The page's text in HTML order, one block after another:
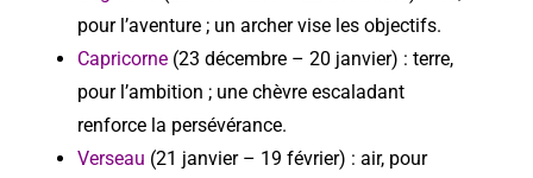
pour l’aventure ; un archer vise les objectifs.
Capricorne (23 décembre – 20 janvier) : terre,
pour l’ambition ; une chèvre escaladant
renforce la persévérance.
Verseau (21 janvier – 19 février) : air, pour